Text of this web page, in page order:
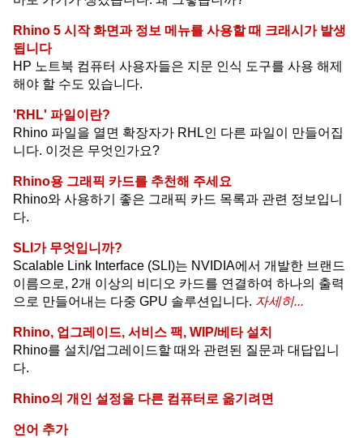
Rhino 5 시작 화면과 정보 메뉴를 사용할 때 크래시가 발생
됩니다
HP 노트북 컴퓨터 사용자들은 지문 인식 도구를 사용 해제
해야 할 수도 있습니다.
'RHL' 파일이란?
Rhino 파일을 열면 확장자가 RHL인 다른 파일이 만들어집
니다. 이것은 무엇인가요?
Rhino용 그래픽 카드를 추천해 주세요
Rhino와 사용하기 좋은 그래픽 카드 목록과 관련 정보입니
다.
SLI가 무엇입니까?
Scalable Link Interface (SLI)는 NVIDIA에서 개발한 브랜드
이름으로, 2개 이상의 비디오 카드를 연결하여 하나의 출력
으로 만들어내는 다중 GPU 솔루션입니다. 자세히...
Rhino, 업그레이드, 서비스 팩, WIP/베타 설치
Rhino를 설치/업그레이드할 때와 관련된 질문과 대답입니
다.
Rhino의 개인 설정을 다른 컴퓨터로 옮기려면
언어 추가